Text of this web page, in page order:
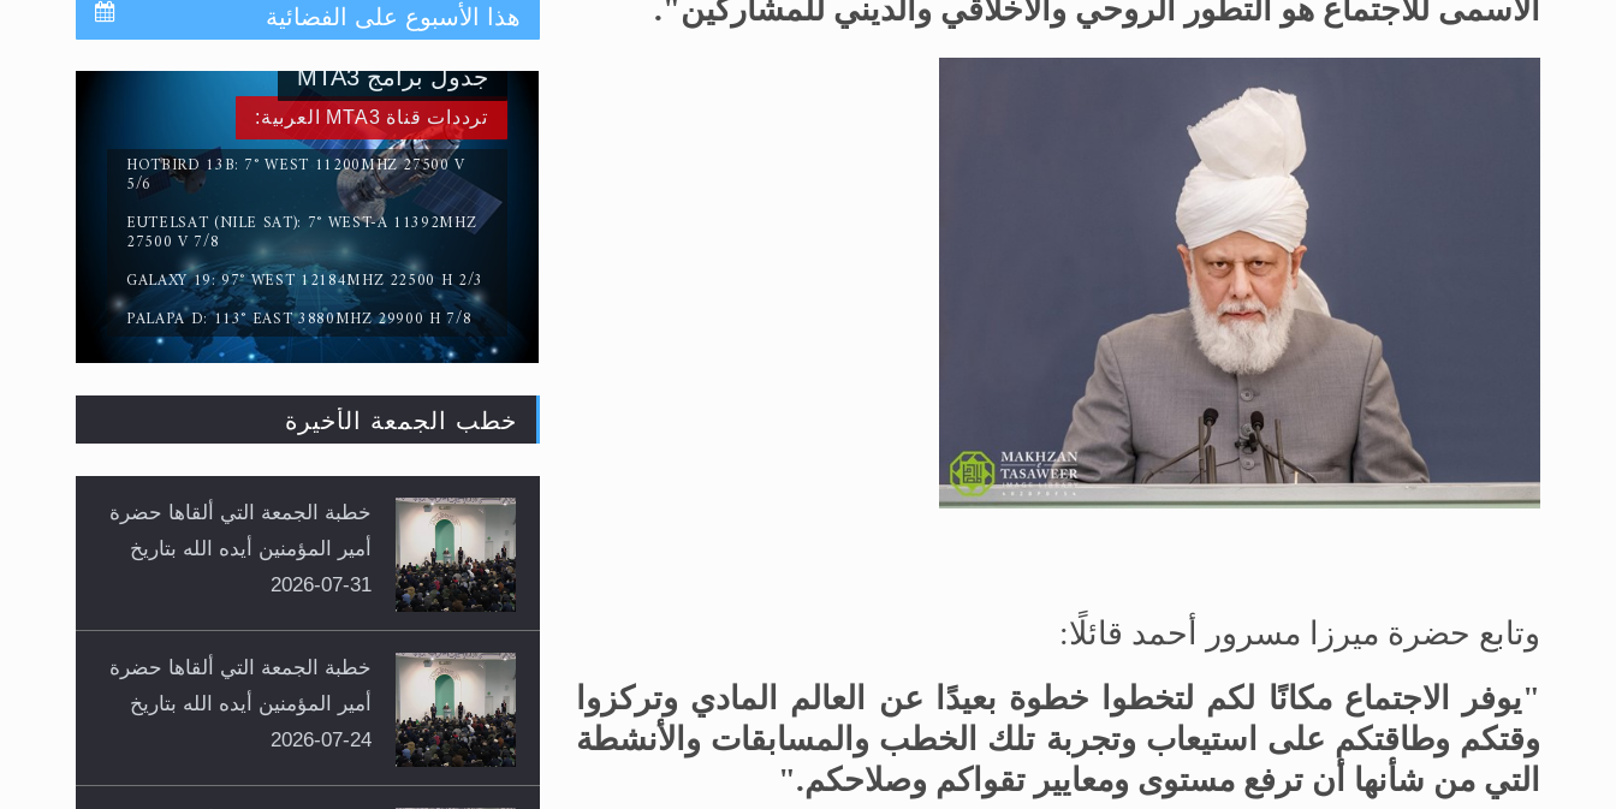
الأسمى للاجتماع هو التطور الروحي والأخلاقي والديني للمشاركين".
وتابع حضرة ميرزا مسرور أحمد قائلًا:
"يوفر الاجتماع مكانًا لكم لتخطوا خطوة بعيدًا عن العالم المادي وتركزوا
وقتكم وطاقتكم على استيعاب وتجربة تلك الخطب والمسابقات والأنشطة
التي من شأنها أن ترفع مستوى ومعايير تقواكم وصلاحكم."
القرآن قاضٍ وحكمٌ على السنة
ومهيمنٌ عليها.. ليس العكس
هذا الأسبوع على الفضائية
ترددات قناة MTA3 العربية:
HOTBIRD 13B: 7° WEST 11200MHZ 27500 V
5/6
EUTELSAT (NILE SAT): 7° WEST-A 11392MHZ
27500 V 7/8
GALAXY 19: 97° WEST 12184MHZ 22500 H 2/3
PALAPA D: 113° EAST 3880MHZ 29900 H 7/8
جدول برامج MTA3
خطب الجمعة الأخيرة
خطبة الجمعة التي ألقاها حضرة
أمير المؤمنين أيده الله بتاريخ
31-07-2026
خطبة الجمعة التي ألقاها حضرة
أمير المؤمنين أيده الله بتاريخ
24-07-2026